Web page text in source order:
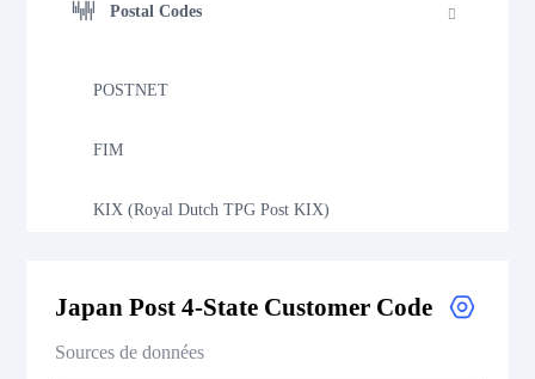
Postal Codes
POSTNET
FIM
KIX (Royal Dutch TPG Post KIX)
Japan Post 4-State Customer Code
Sources de données